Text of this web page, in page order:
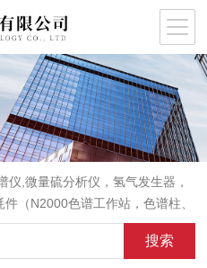
仪,微量硫分析仪，氢气发生器，
（N2000色谱工作站，色谱柱、
样器，热解析仪，紫外分光光度
外光谱仪，分析天平等常规实验